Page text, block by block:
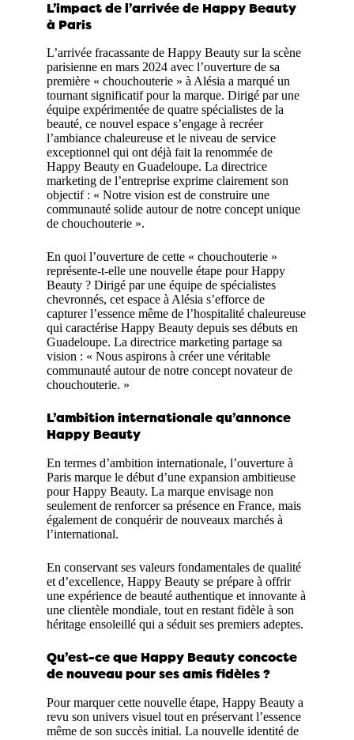
L’impact de l’arrivée de Happy Beauty
à Paris
L’arrivée fracassante de Happy Beauty sur la scène
parisienne en mars 2024 avec l’ouverture de sa
première « chouchouterie » à Alésia a marqué un
tournant significatif pour la marque. Dirigé par une
équipe expérimentée de quatre spécialistes de la
beauté, ce nouvel espace s’engage à recréer
l’ambiance chaleureuse et le niveau de service
exceptionnel qui ont déjà fait la renommée de
Happy Beauty en Guadeloupe. La directrice
marketing de l’entreprise exprime clairement son
objectif : « Notre vision est de construire une
communauté solide autour de notre concept unique
de chouchouterie ».
En quoi l’ouverture de cette « chouchouterie »
représente-t-elle une nouvelle étape pour Happy
Beauty ? Dirigé par une équipe de spécialistes
chevronnés, cet espace à Alésia s’efforce de
capturer l’essence même de l’hospitalité chaleureuse
qui caractérise Happy Beauty depuis ses débuts en
Guadeloupe. La directrice marketing partage sa
vision : « Nous aspirons à créer une véritable
communauté autour de notre concept novateur de
chouchouterie. »
L’ambition internationale qu’annonce
Happy Beauty
En termes d’ambition internationale, l’ouverture à
Paris marque le début d’une expansion ambitieuse
pour Happy Beauty. La marque envisage non
seulement de renforcer sa présence en France, mais
également de conquérir de nouveaux marchés à
l’international.
En conservant ses valeurs fondamentales de qualité
et d’excellence, Happy Beauty se prépare à offrir
une expérience de beauté authentique et innovante à
une clientèle mondiale, tout en restant fidèle à son
héritage ensoleillé qui a séduit ses premiers adeptes.
Qu’est-ce que Happy Beauty concocte
de nouveau pour ses amis fidèles ?
Pour marquer cette nouvelle étape, Happy Beauty a
revu son univers visuel tout en préservant l’essence
même de son succès initial. La nouvelle identité de